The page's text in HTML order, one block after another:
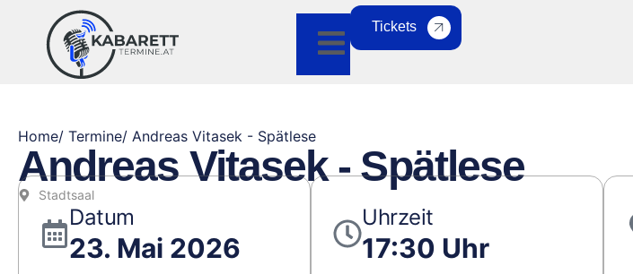
Tickets
Home/ Termine/ Andreas Vitasek - Spätlese
Andreas Vitasek - Spätlese
Stadtsaal
Datum
23. Mai 2026
Uhrzeit
17:30 Uhr